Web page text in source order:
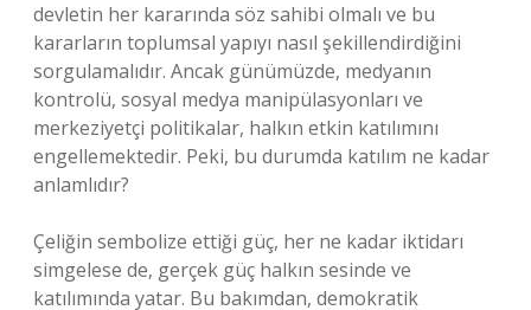
devletin her kararında söz sahibi olmalı ve bu
kararların toplumsal yapıyı nasıl şekillendirdiğini
sorgulamalıdır. Ancak günümüzde, medyanın
kontrolü, sosyal medya manipülasyonları ve
merkeziyetçi politikalar, halkın etkin katılımını
engellemektedir. Peki, bu durumda katılım ne kadar
anlamlıdır?
Çeliğin sembolize ettiği güç, her ne kadar iktidarı
simgelese de, gerçek güç halkın sesinde ve
katılımında yatar. Bu bakımdan, demokratik